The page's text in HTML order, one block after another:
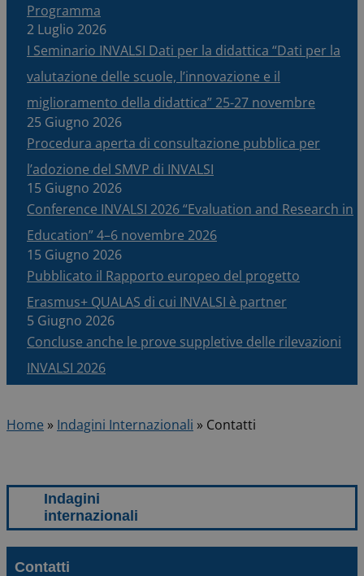
Programma
2 Luglio 2026
I Seminario INVALSI Dati per la didattica “Dati per la
valutazione delle scuole, l’innovazione e il
miglioramento della didattica” 25-27 novembre
25 Giugno 2026
Procedura aperta di consultazione pubblica per
l’adozione del SMVP di INVALSI
15 Giugno 2026
Conference INVALSI 2026 “Evaluation and Research in
Education” 4–6 novembre 2026
15 Giugno 2026
Pubblicato il Rapporto europeo del progetto
Erasmus+ QUALAS di cui INVALSI è partner
5 Giugno 2026
Concluse anche le prove suppletive delle rilevazioni
INVALSI 2026
Home » Indagini Internazionali » Contatti
Contatti